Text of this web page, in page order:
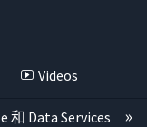
Videos
和 Data Services